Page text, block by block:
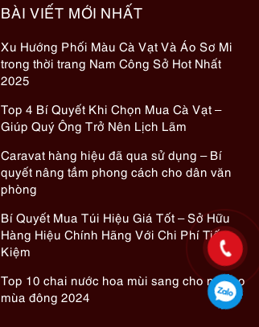
BÀI VIẾT MỚI NHẤT
Xu Hướng Phối Màu Cà Vạt Và Áo Sơ Mi
trong thời trang Nam Công Sở Hot Nhất
2025
Top 4 Bí Quyết Khi Chọn Mua Cà Vạt –
Giúp Quý Ông Trở Nên Lịch Lãm
Caravat hàng hiệu đã qua sử dụng – Bí
quyết nâng tầm phong cách cho dân văn
phòng
Bí Quyết Mua Túi Hiệu Giá Tốt – Sở Hữu
Hàng Hiệu Chính Hãng Với Chi Phí Tiết
Kiệm
Top 10 chai nước hoa mùi sang cho nữ cho
mùa đông 2024